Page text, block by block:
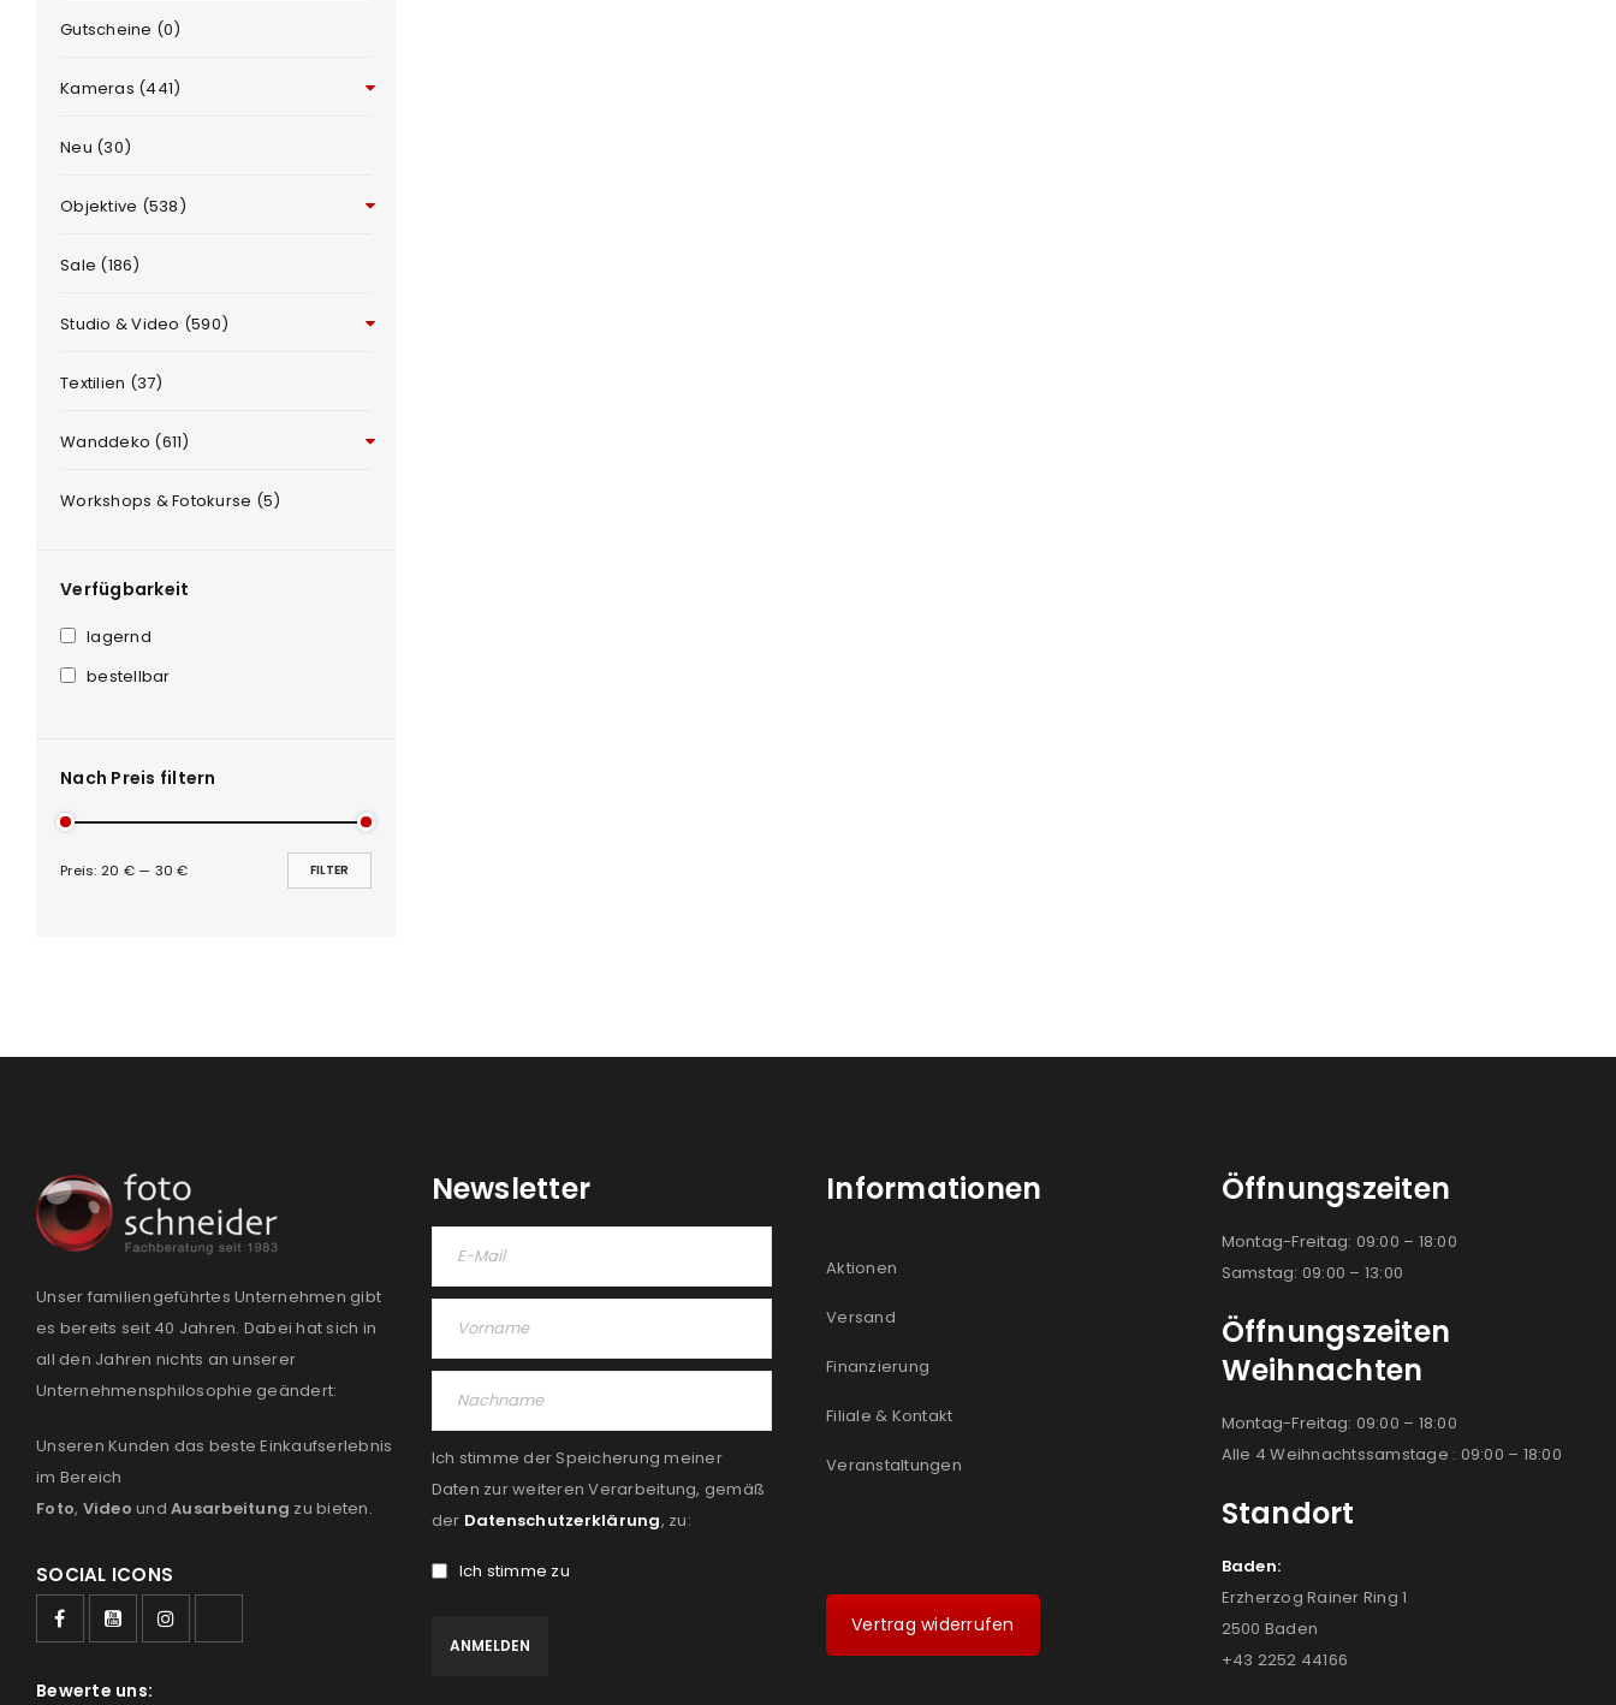
Passwort
Gutscheine (0)
Kameras (441)
Neu (30)
Objektive (538)
Sale (186)
Studio & Video (590)
Textilien (37)
Wanddeko (611)
Workshops & Fotokurse (5)
Verfügbarkeit
lagernd
bestellbar
Nach Preis filtern
FILTER
Preis: 20 €— 30 €
Unser familiengeführtes Unternehmen gibt
es bereits seit 40 Jahren. Dabei hat sich in
all den Jahren nichts an unserer
Unternehmensphilosophie geändert:
Unseren Kunden das beste Einkaufserlebnis
im Bereich
Foto, Video und Ausarbeitung zu bieten.
SOCIAL ICONS
Bewerte uns:
Newsletter
Ich stimme der Speicherung meiner
Daten zur weiteren Verarbeitung, gemäß
der Datenschutzerklärung, zu:
Ich stimme zu
Informationen
Aktionen
Versand
Finanzierung
Filiale & Kontakt
Veranstaltungen
Vertrag widerrufen
Öffnungszeiten
Montag-Freitag: 09:00 – 18:00
Samstag: 09:00 – 13:00
Öffnungszeiten
Weihnachten
Montag-Freitag: 09:00 – 18:00
Alle 4 Weihnachtssamstage : 09:00 – 18:00
Standort
Baden:
Erzherzog Rainer Ring 1
2500 Baden
+43 2252 44166